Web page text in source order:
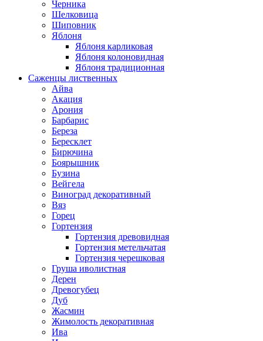
Черника
Шелковица
Шиповник
Яблоня
Яблоня карликовая
Яблоня колоновидная
Яблоня традиционная
Саженцы лиственных
Айва
Акация
Арония
Барбарис
Береза
Бересклет
Бирючина
Боярышник
Бузина
Вейгела
Виноград декоративный
Вяз
Горец
Гортензия
Гортензия древовидная
Гортензия метельчатая
Гортензия черешковая
Груша иволистная
Дерен
Древогубец
Дуб
Жасмин
Жимолость декоративная
Ива